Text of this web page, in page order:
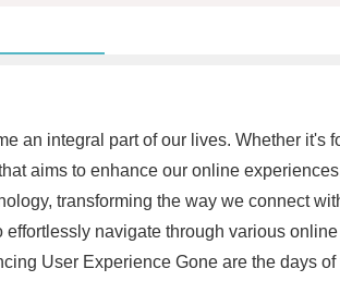
an integral part of our lives. Whether it's
aims to enhance our online
transforming the way we connect
navigate through various
User Experience Gone are the days